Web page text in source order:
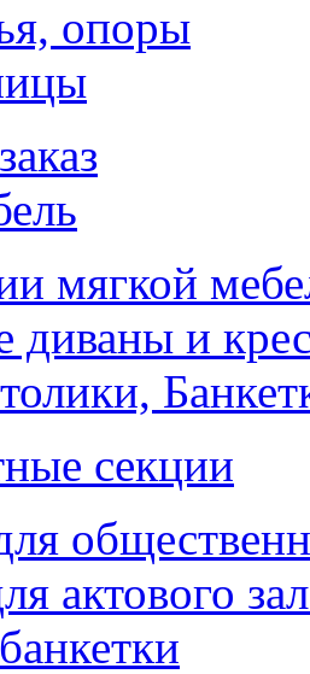
опоры
мягкой
и
секции
актового